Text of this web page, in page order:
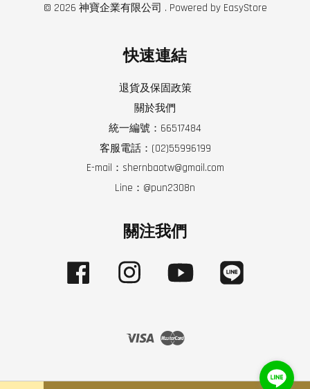
© 2026 神寶企業有限公司 . Powered by EasyStore
快速連結
退貨及保固政策
關於我們
統一編號：66517484
客服電話：(02)55996199
E-mail：shernbaotw@gmail.com
Line：@pun2308n
關注我們
Facebook Instagram YouTube
Visa Master